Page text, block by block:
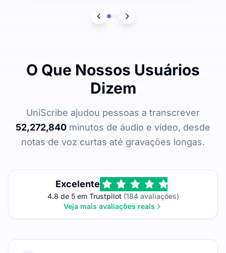
O Que Nossos Usuários
Dizem
UniScribe ajudou pessoas a transcrever
52,272,840 minutos de áudio e vídeo, desde
notas de voz curtas até gravações longas.
Excelente
4.8 de 5 em Trustpilot(184 avaliações)
Veja mais avaliações reais